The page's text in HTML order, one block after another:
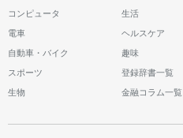
コンピュータ 生活
電車 ヘルスケア
自動車・バイク 趣味
スポーツ 登録辞書一覧
生物 金融コラム一覧